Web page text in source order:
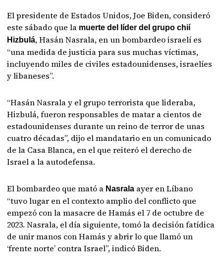
El presidente de Estados Unidos, Joe Biden, consideró
este sábado que la muerte del líder del grupo chií
Hizbulá, Hasán Nasrala, en un bombardeo israelí es
“una medida de justicia para sus muchas víctimas,
incluyendo miles de civiles estadounidenses, israelíes
y libaneses”.
“Hasán Nasrala y el grupo terrorista que lideraba,
Hizbulá, fueron responsables de matar a cientos de
estadounidenses durante un reino de terror de unas
cuatro décadas”, dijo el mandatario en un comunicado
de la Casa Blanca, en el que reiteró el derecho de
Israel a la autodefensa.
El bombardeo que mató a Nasrala ayer en Líbano
“tuvo lugar en el contexto amplio del conflicto que
empezó con la masacre de Hamás el 7 de octubre de
2023. Nasrala, el día siguiente, tomó la decisión fatídica
de unir manos con Hamás y abrir lo que llamó un
‘frente norte’ contra Israel”, indicó Biden.